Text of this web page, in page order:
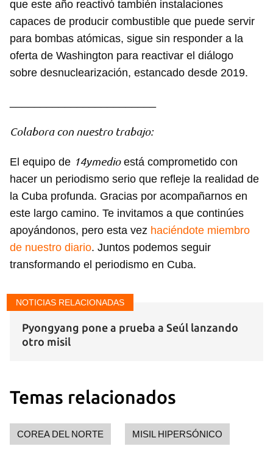
Guardar como favorito
iniciar sesión con tu cuenta de 14ymedio.
que este año reactivó también instalaciones
capaces de producir combustible que puede servir
para bombas atómicas, sigue sin responder a la
oferta de Washington para reactivar el diálogo
sobre desnuclearización, estancado desde 2019.
Colabora con nuestro trabajo:
El equipo de 14ymedioestá comprometido con
hacer un periodismo serio que refleje la realidad de
la Cuba profunda. Gracias por acompañarnos en
este largo camino. Te invitamos a que continúes
apoyándonos, pero esta vez haciéndote miembro
de nuestro diario. Juntos podemos seguir
transformando el periodismo en Cuba.
NOTICIAS RELACIONADAS
Pyongyang pone a prueba a Seúl lanzando
otro misil
Temas relacionados
COREA DEL NORTE MISIL HIPERSÓNICO